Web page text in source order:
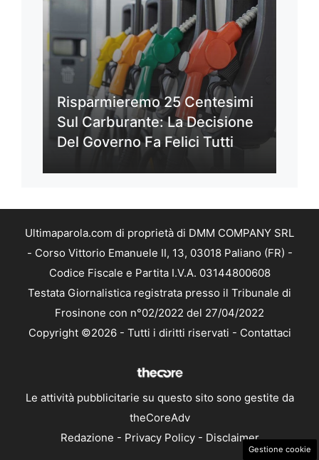
Risparmieremo 25 Centesimi
Sul Carburante: La Decisione
Del Governo Fa Felici Tutti
Ultimaparola.com di proprietà di DMM COMPANY SRL
- Corso Vittorio Emanuele II, 13, 03018 Paliano (FR) -
Codice Fiscale e Partita I.V.A. 03144800608
Testata Giornalistica registrata presso il Tribunale di
Frosinone con n°02/2022 del 27/04/2022
Copyright ©2026 - Tutti i diritti riservati - Contattaci
Le attività pubblicitarie su questo sito sono gestite da
theCoreAdv
Redazione - Privacy Policy- Disclaimer
Gestione cookie